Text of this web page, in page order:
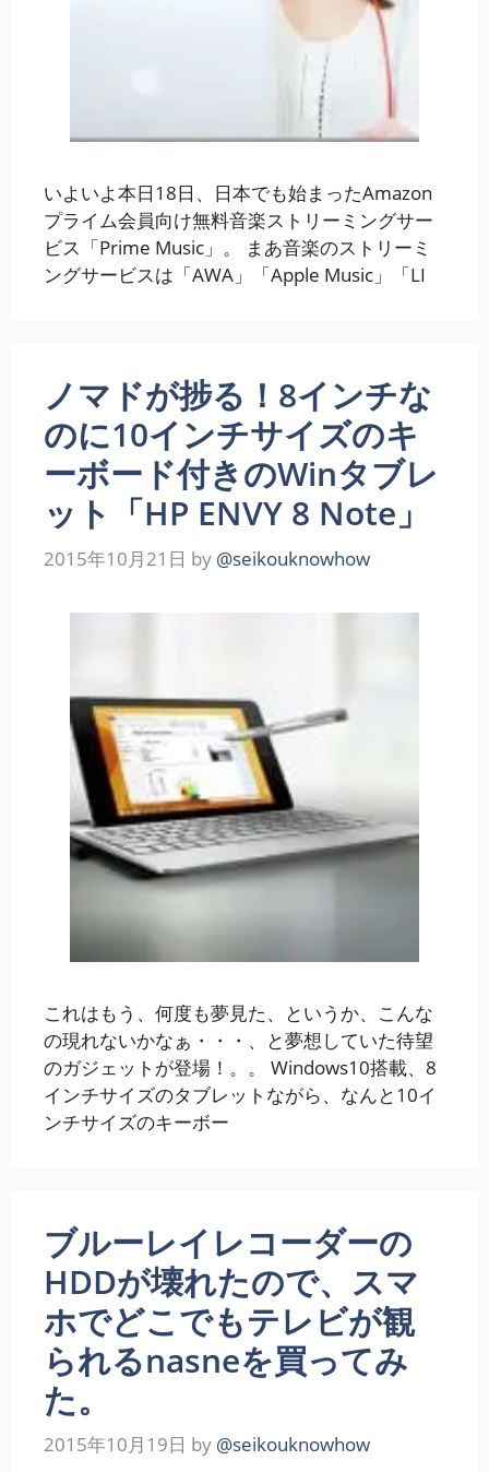
いよいよ本日18日、日本でも始まったAmazon
プライム会員向け無料音楽ストリーミングサー
ビス「Prime Music」。 まあ音楽のストリーミ
ングサービスは「AWA」「Apple Music」「LI
ノマドが捗る！8インチな
のに10インチサイズのキ
ーボード付きのWinタブレ
ット「HP ENVY 8 Note」
2015年10月21日 by @seikouknowhow
これはもう、何度も夢見た、というか、こんな
の現れないかなぁ・・・、と夢想していた待望
のガジェットが登場！。。 Windows10搭載、8
インチサイズのタブレットながら、なんと10イ
ンチサイズのキーボー
ブルーレイレコーダーの
HDDが壊れたので、スマ
ホでどこでもテレビが観
られるnasneを買ってみ
た。
2015年10月19日 by @seikouknowhow